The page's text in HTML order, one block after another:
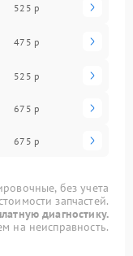
525 р
475 р
525 р
675 р
675 р
без учета
запчастей.
диагностику.
на неисправность.